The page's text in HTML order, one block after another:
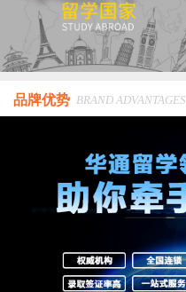
品牌优势 BRAND ADVANTAGES